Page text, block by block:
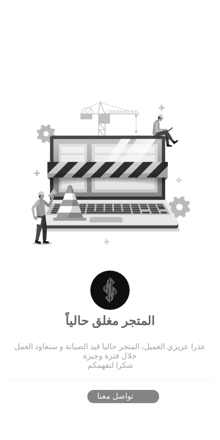
المتجر مغلق حالياً
عذرا عزيزي العميل، المتجر حاليا قيد الصيانة و سنعاود العمل
خلال فترة وجيزة
شكرا لتفهمكم
تواصل معنا